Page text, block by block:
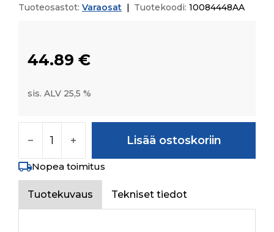
Tuoteosastot: Varaosat Tuotekoodi: 10084448AA
44.89 €
sis. ALV 25,5 %
Lisää ostoskoriin
Nopea toimitus
Tuotekuvaus Tekniset tiedot